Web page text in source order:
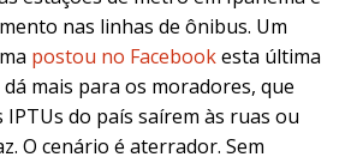
nas linhas de ônibus. Um
postou no Facebookesta última
mais para os moradores, que
do país saírem às ruas ou
O cenário é aterrador. Sem